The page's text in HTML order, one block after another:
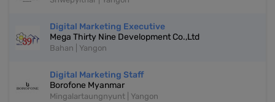
Digital Marketing Executive
Mega Thirty Nine Development Co.,Ltd
Bahan | Yangon
Digital Marketing Staff
Borofone Myanmar
Mingalartaungnyunt | Yangon